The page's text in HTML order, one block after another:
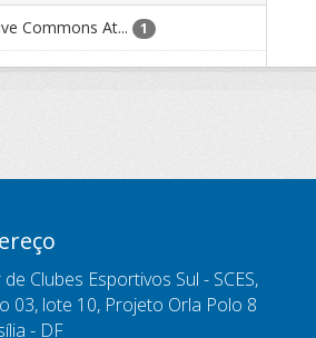
Commons At... 1
Clubes Esportivos Sul - SCES,
03, lote 10, Projeto Orla Polo 8
- DF